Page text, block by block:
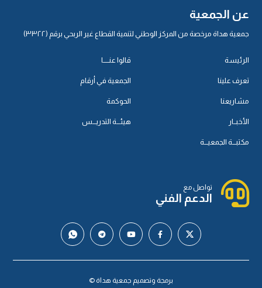
عن الجمعية
جمعية هداة مرخصة من المركز الوطني لتنمية القطاع غير الربحي برقم (٣٣٢٢)
الرئيسة
تعرف علينا
مشاريعنا
الأخبــار
مكتبـــة الجمعيـــة
قالوا عنـــــا
الجمعية في أرقام
الحوكمة
هيئـــة التدريـــس
تواصل مع
الدعم الفني
برمجة وتصميم جمعية هداة ©